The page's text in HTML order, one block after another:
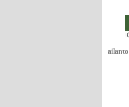
ailanto